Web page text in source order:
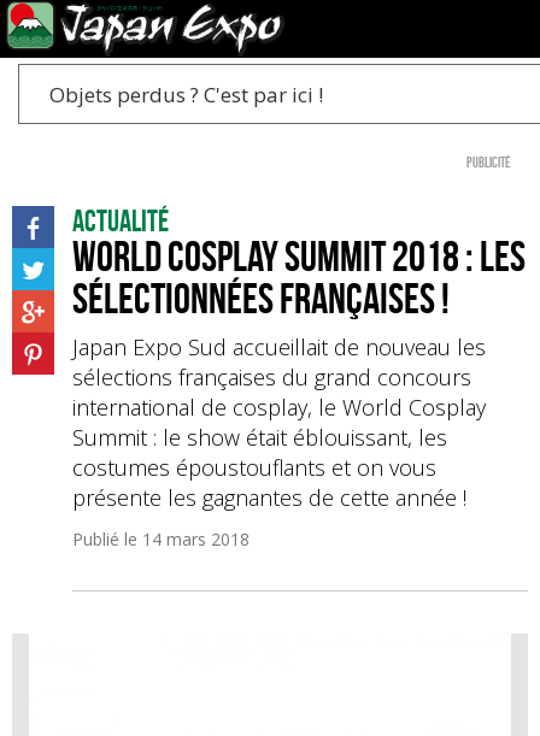
Objets perdus ? C'est par ici !
Publicité
Actualité
World Cosplay Summit 2018 : les
sélectionnées françaises !
Japan Expo Sud accueillait de nouveau les
sélections françaises du grand concours
international de cosplay, le World Cosplay
Summit : le show était éblouissant, les
costumes époustouflants et on vous
présente les gagnantes de cette année !
Publié le 14 mars 2018